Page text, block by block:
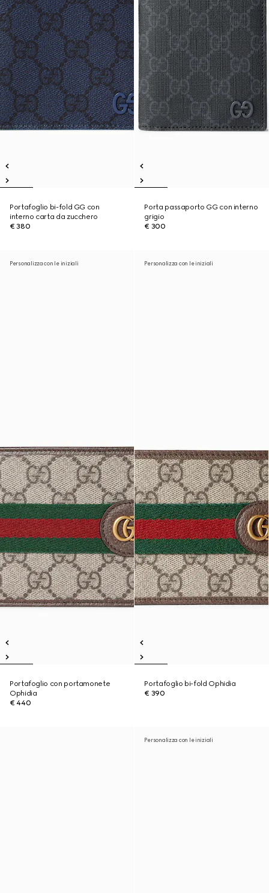
Portafoglio bi-fold GG con
interno carta da zucchero
€ 380
Porta passaporto GG con interno
grigio
€ 300
Personalizza con le iniziali
Portafoglio con portamonete
Ophidia
€ 440
Personalizza con le iniziali
Portafoglio bi-fold Ophidia
€ 390
Personalizza con le iniziali